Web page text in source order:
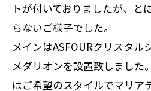
トが付いておりましたが、と
らないご様子でした。
メインはASFOURクリスタル
メダリオンを設置致しました
はご希望のスタイルでマリア